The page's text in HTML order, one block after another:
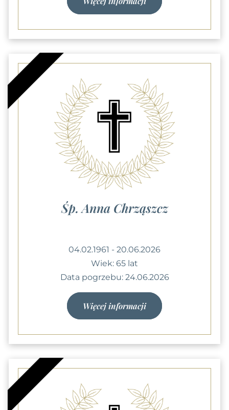
Śp. Anna Chrząszcz
04.02.1961 - 20.06.2026
Wiek: 65 lat
Data pogrzebu: 24.06.2026
Więcej informacji